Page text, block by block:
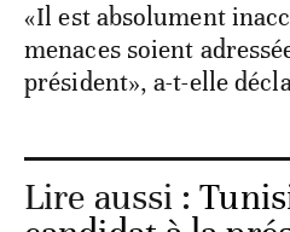
«Il est absolument
menaces soient
président», a-t-elle
Lire aussi :